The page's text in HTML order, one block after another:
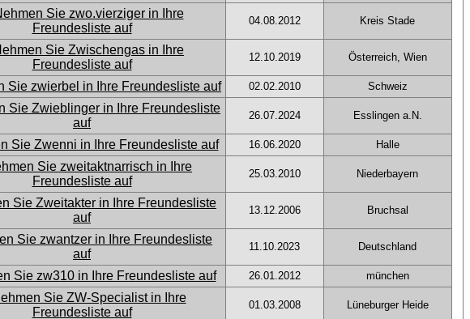
04.08.2012 Kreis Stade
12.10.2019 Österreich, Wien
02.02.2010 Schweiz
26.07.2024 Esslingen a.N.
16.06.2020 Halle
25.03.2010 Niederbayern
13.12.2006 Bruchsal
11.10.2023 Deutschland
26.01.2012 münchen
01.03.2008 Lüneburger Heide